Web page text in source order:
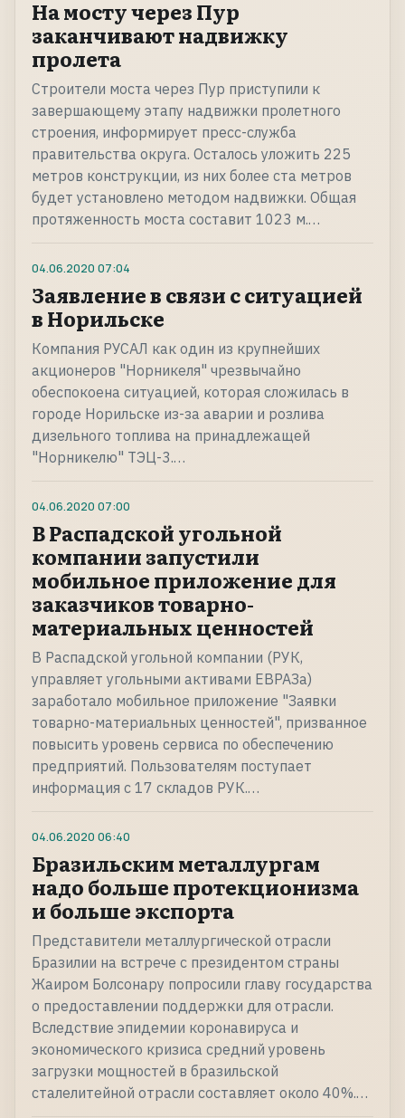
На мосту через Пур
заканчивают надвижку
пролета
Строители моста через Пур приступили к
завершающему этапу надвижки пролетного
строения, информирует пресс-служба
правительства округа. Осталось уложить 225
метров конструкции, из них более ста метров
будет установлено методом надвижки. Общая
протяженность моста составит 1023 м.…
04.06.2020 07:04
Заявление в связи с ситуацией
в Норильске
Компания РУСАЛ как один из крупнейших
акционеров "Норникеля" чрезвычайно
обеспокоена ситуацией, которая сложилась в
городе Норильске из-за аварии и розлива
дизельного топлива на принадлежащей
"Норникелю" ТЭЦ-3.…
04.06.2020 07:00
В Распадской угольной
компании запустили
мобильное приложение для
заказчиков товарно-
материальных ценностей
В Распадской угольной компании (РУК,
управляет угольными активами ЕВРАЗа)
заработало мобильное приложение "Заявки
товарно-материальных ценностей", призванное
повысить уровень сервиса по обеспечению
предприятий. Пользователям поступает
информация с 17 складов РУК.…
04.06.2020 06:40
Бразильским металлургам
надо больше протекционизма
и больше экспорта
Представители металлургической отрасли
Бразилии на встрече с президентом страны
Жаиром Болсонару попросили главу государства
о предоставлении поддержки для отрасли.
Вследствие эпидемии коронавируса и
экономического кризиса средний уровень
загрузки мощностей в бразильской
сталелитейной отрасли составляет около 40%.…